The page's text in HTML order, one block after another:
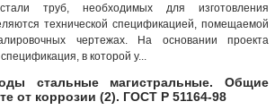
труб, необходимых для изготовления
технической спецификацией, помещаемой
чертежах. На основании проекта
в которой у...
стальные магистральные. Общие
от коррозии (2). ГОСТ Р 51164-98